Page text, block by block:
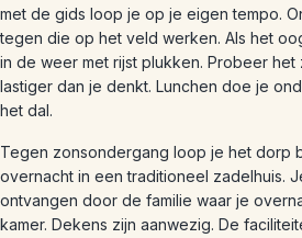
met de gids loop je op je eigen tempo.
tegen die op het veld werken. Als het
in de weer met rijst plukken. Probeer
lastiger dan je denkt. Lunchen doe je
het dal.
Tegen zonsondergang loop je het dorp
overnacht in een traditioneel zadelhuis.
ontvangen door de familie waar je
kamer. Dekens zijn aanwezig. De